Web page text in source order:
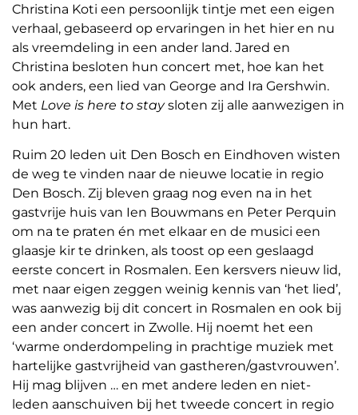
Christina Koti een persoonlijk tintje met een eigen
verhaal, gebaseerd op ervaringen in het hier en nu
als vreemdeling in een ander land. Jared en
Christina besloten hun concert met, hoe kan het
ook anders, een lied van George and Ira Gershwin.
Met Love is here to staysloten zij alle aanwezigen in
hun hart.
Ruim 20 leden uit Den Bosch en Eindhoven wisten
de weg te vinden naar de nieuwe locatie in regio
Den Bosch. Zij bleven graag nog even na in het
gastvrije huis van Ien Bouwmans en Peter Perquin
om na te praten én met elkaar en de musici een
glaasje kir te drinken, als toost op een geslaagd
eerste concert in Rosmalen. Een kersvers nieuw lid,
met naar eigen zeggen weinig kennis van ‘het lied’,
was aanwezig bij dit concert in Rosmalen en ook bij
een ander concert in Zwolle. Hij noemt het een
‘warme onderdompeling in prachtige muziek met
hartelijke gastvrijheid van gastheren/gastvrouwen’.
Hij mag blijven … en met andere leden en niet-
leden aanschuiven bij het tweede concert in regio